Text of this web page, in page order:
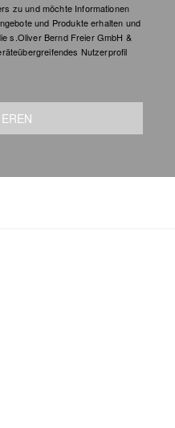
zu und möchte Informationen
und Produkte erhalten und
s.Oliver Bernd Freier GmbH &
Nutzerprofil